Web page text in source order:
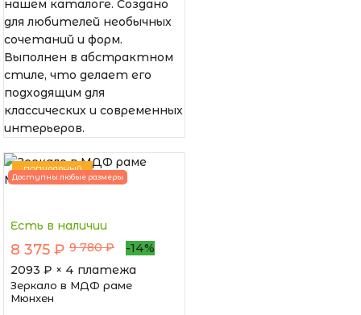
нашем каталоге. Создано
для любителей необычных
сочетаний и форм.
Выполнен в абстрактном
стиле, что делает его
подходящим для
классических и современных
интерьеров.
ПОПУЛЯРНЫЙ
Доступны любые размеры
Есть в наличии
8 375 ₽ 9 780 ₽
-14%
2093 ₽ × 4 платежа
Зеркало в МДФ раме
Мюнхен